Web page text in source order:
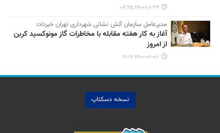
۱۴۰۰-۰۸-۲۴ ۰۹:۲۵
مدیرعامل سازمان آتش نشانی شهرداری تهران خبرداد؛
آغاز به کار هفته مقابله با مخاطرات گاز مونوکسید کربن
از امروز
۱۴۰۰-۰۸-۰۸ ۱۶:۱۹
نسخه دسکتاپ